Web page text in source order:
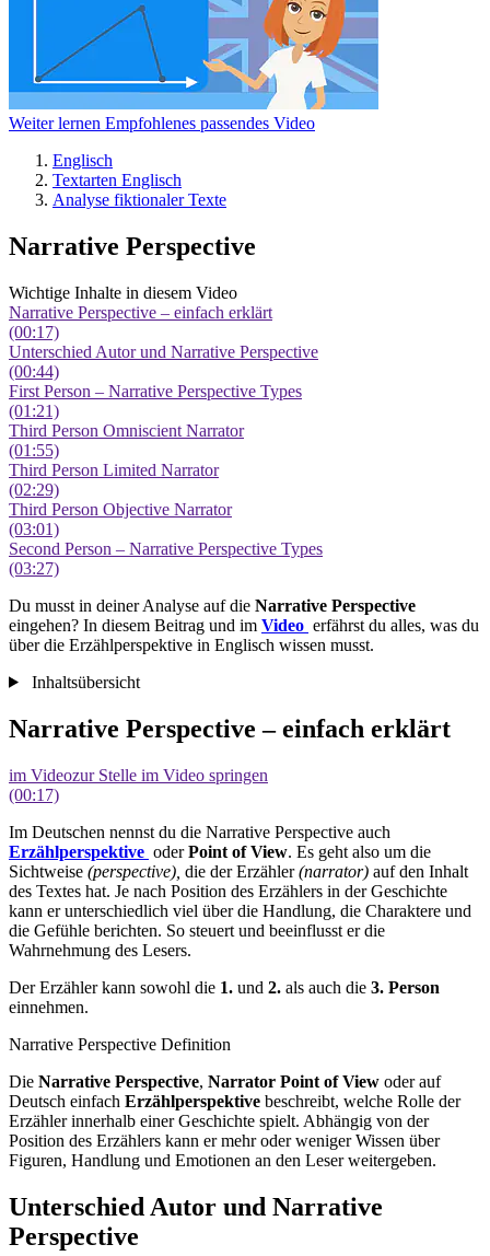
Weiter lernen Empfohlenes passendes Video
Englisch
Textarten Englisch
Analyse fiktionaler Texte
Narrative Perspective
Wichtige Inhalte in diesem Video
Narrative Perspective – einfach erklärt
(00:17)
Unterschied Autor und Narrative Perspective
(00:44)
First Person – Narrative Perspective Types
(01:21)
Third Person Omniscient Narrator
(01:55)
Third Person Limited Narrator
(02:29)
Third Person Objective Narrator
(03:01)
Second Person – Narrative Perspective Types
(03:27)
Du musst in deiner Analyse auf die Narrative Perspective
eingehen? In diesem Beitrag und im Video erfährst du alles, was du
über die Erzählperspektive in Englisch wissen musst.
Inhaltsübersicht
Narrative Perspective – einfach erklärt
im Videozur Stelle im Video springen
(00:17)
Im Deutschen nennst du die Narrative Perspective auch
Erzählperspektive oderPoint of View. Es geht also um die
Sichtweise (perspective), die der Erzähler(narrator) auf den Inhalt
des Textes hat. Je nach Position des Erzählers in der Geschichte
kann er unterschiedlich viel über die Handlung, die Charaktere und
die Gefühle berichten. So steuert und beeinflusst er die
Wahrnehmung des Lesers.
Der Erzähler kann sowohl die 1. und 2. als auch die 3. Person
einnehmen.
Narrative Perspective Definition
Die Narrative Perspective, Narrator Point of View oder auf
Deutsch einfach Erzählperspektive beschreibt, welche Rolle der
Erzähler innerhalb einer Geschichte spielt. Abhängig von der
Position des Erzählers kann er mehr oder weniger Wissen über
Figuren, Handlung und Emotionen an den Leser weitergeben.
Unterschied Autor und Narrative
Perspective